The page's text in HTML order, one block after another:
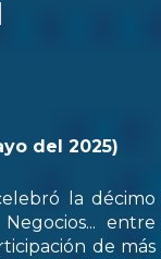
del 2025)
la décimo
entre
de más